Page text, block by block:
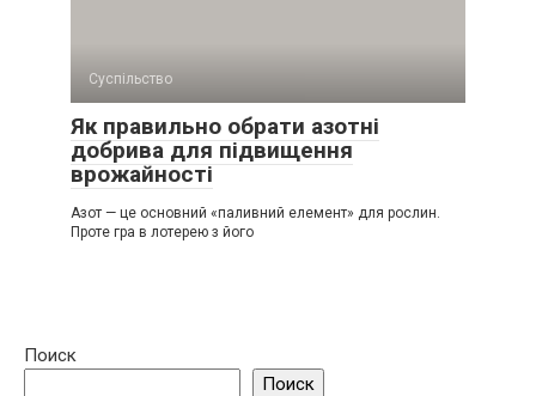
Суспільство
Як правильно обрати азотні
добрива для підвищення
врожайності
Азот — це основний «паливний елемент» для рослин.
Проте гра в лотерею з його
Поиск
Поиск